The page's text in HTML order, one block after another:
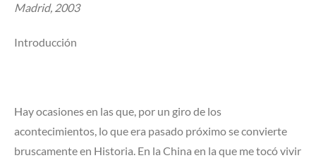
Madrid, 2003
Introducción
Hay ocasiones en las que, por un giro de los
acontecimientos, lo que era pasado próximo se convierte
bruscamente en Historia. En la China en la que me tocó vivir